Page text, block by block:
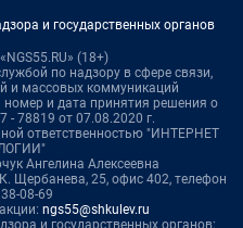
и государственных органов
(18+)
по надзору в сфере связи,
и массовых коммуникаций
и дата принятия решения о
78819 от 07.08.2020 г.
ответственностью "ИНТЕРНЕТ
Ангелина Алексеевна
Щербанева, 25, офис 402, телефон
08-69
ngs55@shkulev.ru
и государственных органов: